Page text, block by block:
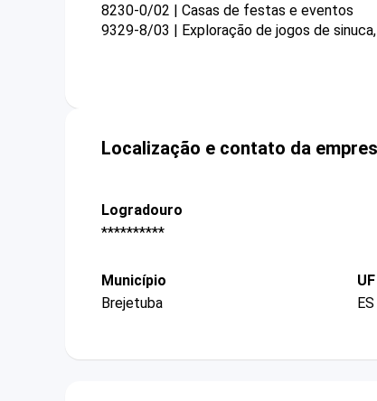
8230-0/02 | Casas de festas e eventos
9329-8/03 | Exploração de jogos de
Localização e contato da
Logradouro
**********
Município
Brejetuba
UF
ES